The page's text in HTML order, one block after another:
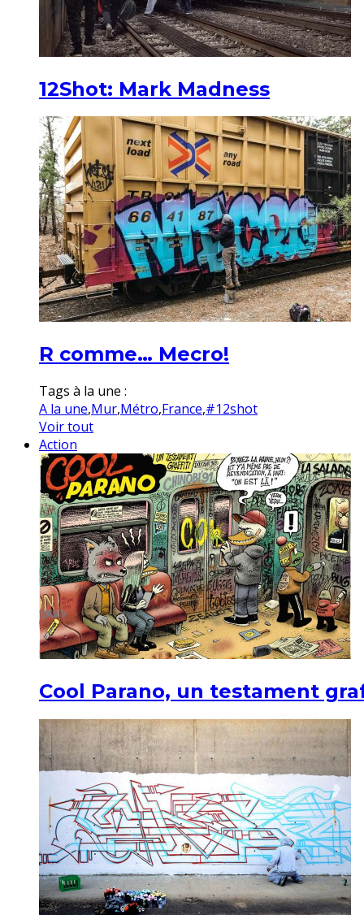
12Shot: Mark Madness
R comme… Mecro!
Tags à la une :
A la une,Mur,Métro,France,#12shot
Voir tout
Action
Cool Parano, un testament